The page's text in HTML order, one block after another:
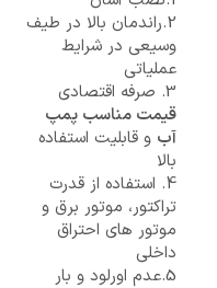
2.راندمان بالا در طیف
وسیعی در شرایط
عملیاتی
3. صرفه اقتصادی
قیمت مناسب پمپ
آب و قابلیت استفاده
بالا
4. استفاده از قدرت
تراکتور، موتور برق و
موتور های احتراق
داخلی
5.عدم اورلود و بار